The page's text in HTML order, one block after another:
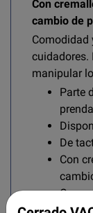
Con
cambio de
Comodidad
cuidadores.
manipular
Parte
prenda
De
Con